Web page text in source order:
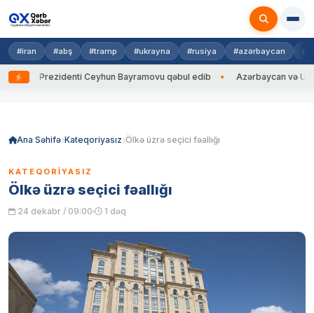
#iran #abş #tramp #ukrayna #rusiya #azərbaycan
Prezidenti Ceyhun Bayramovu qəbul edib Azərbaycan və
Ana Səhifə Kateqoriyasız Ölkə üzrə seçici fəallığı
KATEQORIYASIZ
Ölkə üzrə seçici fəallığı
24 dekabr / 09:00 1 dəq